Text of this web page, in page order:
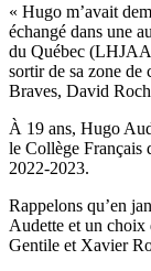
« Hugo m’avait
échangé dans une
du Québec
sortir de sa zone de
Braves, David
À 19 ans, Hugo
le Collège Français
2022-2023.
Rappelons qu’en
Audette et un choix
Gentile et Xavier